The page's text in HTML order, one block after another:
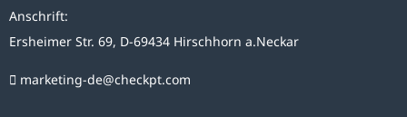
Anschrift:
Ersheimer Str. 69, D-69434 Hirschhorn a.Neckar
marketing-de@checkpt.com